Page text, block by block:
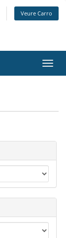
Veure Carro